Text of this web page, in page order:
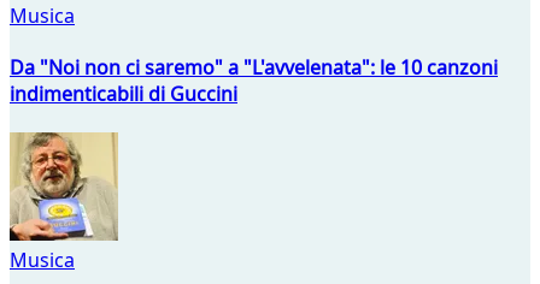
Musica
Da "Noi non ci saremo" a "L'avvelenata": le 10 canzoni
indimenticabili di Guccini
Musica